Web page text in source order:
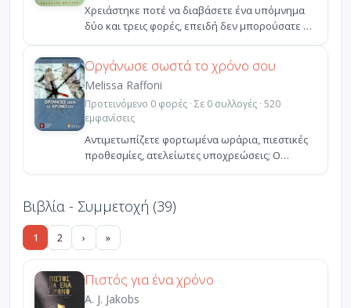
Χρειάστηκε ποτέ να διαβάσετε ένα υπόμνημα
δύο και τρεις φορές, επειδή δεν μπορούσατε να
βγάλετε νόημ...
Οργάνωσε σωστά το χρόνο σου
Melissa Raffoni
Προτεινόμενο 0 φορές · Σε 0 συλλογές · 520
εμφανίσεις
Αντιμετωπίζετε φορτωμένα ωράρια, πιεστικές
προθεσμίες, ατελείωτες υποχρεώσεις; Ο
Βιβλία - Συμμετοχή (39)
1 2 › »
Πιστός για ένα χρόνο
A. J. Jakobs